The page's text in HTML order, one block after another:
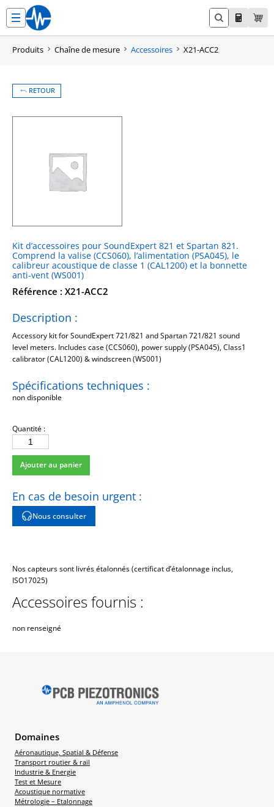
contenu
Produits Chaîne de mesure Accessoires X21-ACC2
RETOUR
Kit d’accessoires pour SoundExpert 821 et Spartan 821.
Comprend la valise (CCS060), l’alimentation (PSA045), le
calibreur acoustique de classe 1 (CAL1200) et la bonnette
anti-vent (WS001)
Référence : X21-ACC2
Spécifications techniques :
non disponible
Description :
Accessory kit for SoundExpert 721/821 and Spartan 721/821 sound
level meters. Includes case (CCS060), power supply (PSA045), Class1
calibrator (CAL1200) & windscreen (WS001)
Quantité :
quantité
de
X21-
Ajouter au panier
En cas de besoin urgent :
Nous consulter
Nos capteurs sont livrés étalonnés (certificat d’étalonnage inclus,
ISO17025)
Accessoires fournis :
non renseigné
Domaines
Aéronautique, Spatial & Défense
Transport routier & rail
Industrie & Energie
Test et Mesure
Acoustique normative
Métrologie – Etalonnage